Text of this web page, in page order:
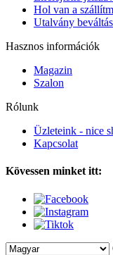
Hol van a
Utalvány
Hasznos információk
Magazin
Szalon
Rólunk
Üzleteink - nice
Kapcsolat
Kövessen minket itt: